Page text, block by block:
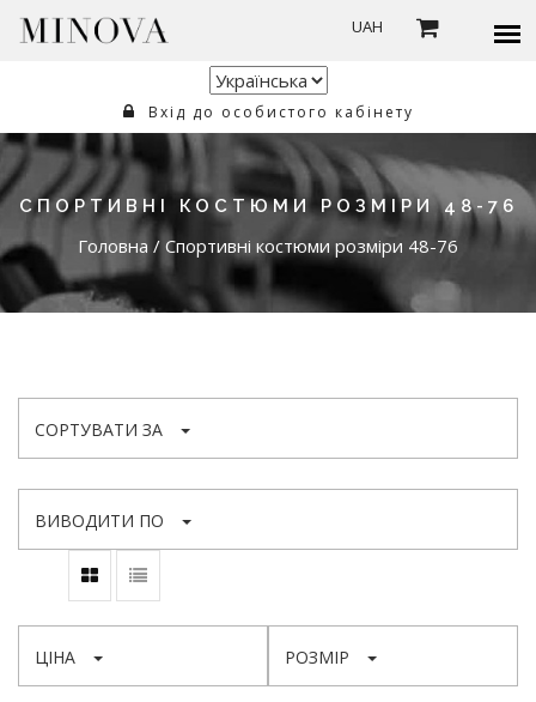
UAH
Вхід до особистого кабінету
СПОРТИВНІ КОСТЮМИ РОЗМІРИ 48-76
Головна / Спортивні костюми розміри 48-76
СОРТУВАТИ ЗА
ВИВОДИТИ ПО
ЦІНА РОЗМІР